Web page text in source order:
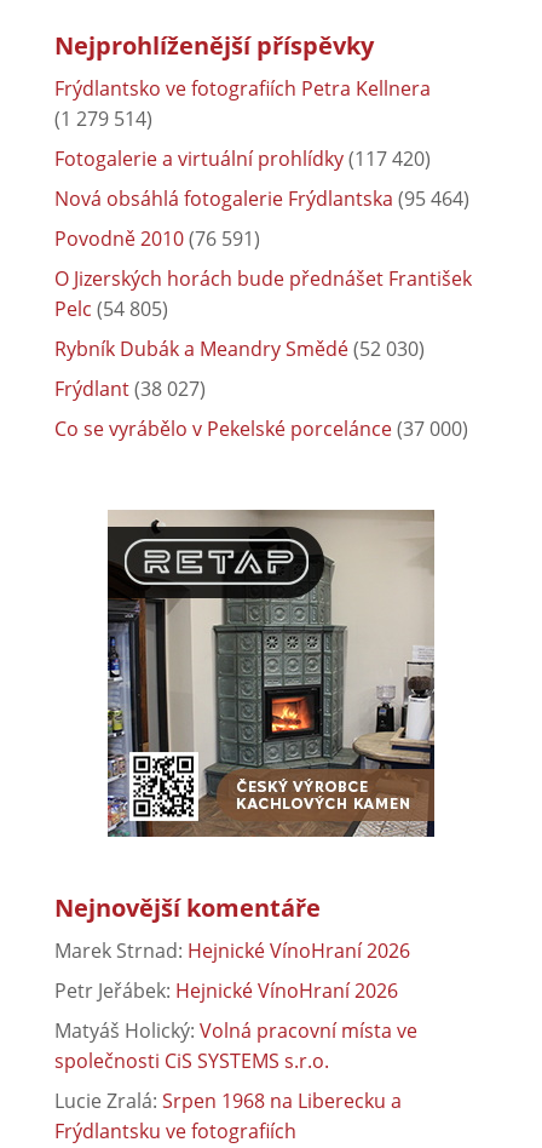
Nejprohlíženější příspěvky
Frýdlantsko ve fotografiích Petra Kellnera
(1 279 514)
Fotogalerie a virtuální prohlídky(117 420)
Nová obsáhlá fotogalerie Frýdlantska (95 464)
Povodně 2010(76 591)
O Jizerských horách bude přednášet František
Pelc (54 805)
Rybník Dubák a Meandry Smědé(52 030)
Frýdlant(38 027)
Co se vyrábělo v Pekelské porcelánce(37 000)
Nejnovější komentáře
Marek Strnad: Hejnické VínoHraní 2026
Petr Jeřábek: Hejnické VínoHraní 2026
Matyáš Holický: Volná pracovní místa ve
společnosti CiS SYSTEMS s.r.o.
Lucie Zralá: Srpen 1968 na Liberecku a
Frýdlantsku ve fotografiích